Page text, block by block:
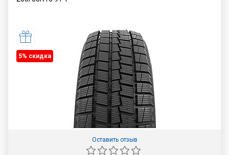
5% cкидка
Оставить отзыв